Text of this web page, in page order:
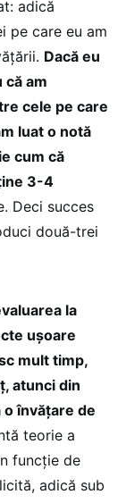
adică
pe care eu am
Dacă eu
că am
cele pe care
luat o notă
cum că
3-4
Deci succes
două-trei
la
ușoare
mult timp,
atunci din
învățare de
teorie a
funcție de
adică sub